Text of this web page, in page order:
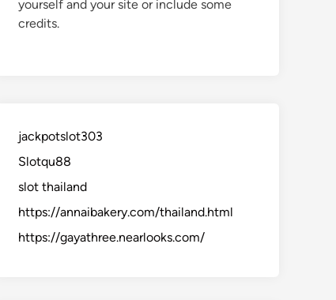
yourself and your site or include some
credits.
jackpotslot303
Slotqu88
slot thailand
https://annaibakery.com/thailand.html
https://gayathree.nearlooks.com/